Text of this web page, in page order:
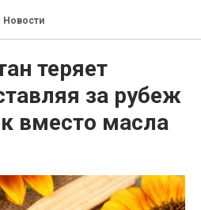
Новости
теряет
за рубеж
вместо масла